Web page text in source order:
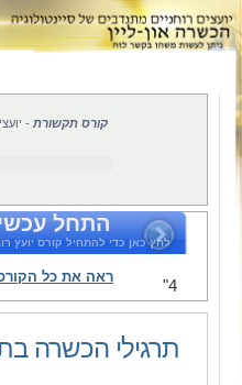
קורס תקשורת -
התחל
לחץ כאן כדי להתחיל קורס יועץ
ראה את כל
4"
תרגילי הכשרה